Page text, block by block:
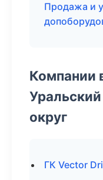
Продажа и
Компании
округ
ГК Vector